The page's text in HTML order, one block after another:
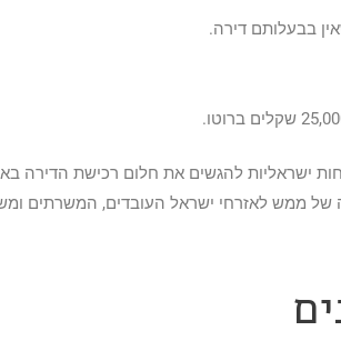
בבעלותם דירה.
ישראליות להגשים את חלום רכישת הדירה
של ממש לאזרחי ישראל העובדים, המשרתים